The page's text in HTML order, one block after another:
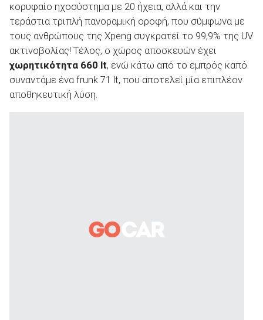
κορυφαίο ηχοσύστημα με 20 ήχεια, αλλά και την
τεράστια τριπλή πανοραμική οροφή, που σύμφωνα με
τους ανθρώπους της Xpeng συγκρατεί το 99,9% της UV
ακτινοβολίας! Τέλος, ο χώρος αποσκευών έχει
χωρητικότητα 660 lt, ενώ κάτω από το εμπρός καπό
συναντάμε ένα frunk 71 lt, που αποτελεί μία επιπλέον
αποθηκευτική λύση.